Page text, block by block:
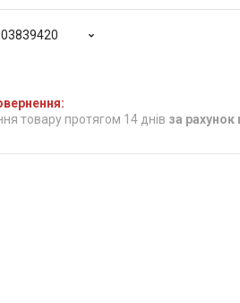
товару протягом 14 днів за рахунок